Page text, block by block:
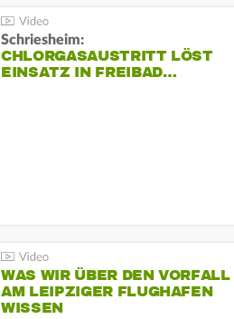
Schriesheim:
CHLORGASAUSTRITT LÖST
EINSATZ IN FREIBAD…
WAS WIR ÜBER DEN VORFALL
AM LEIPZIGER FLUGHAFEN
WISSEN